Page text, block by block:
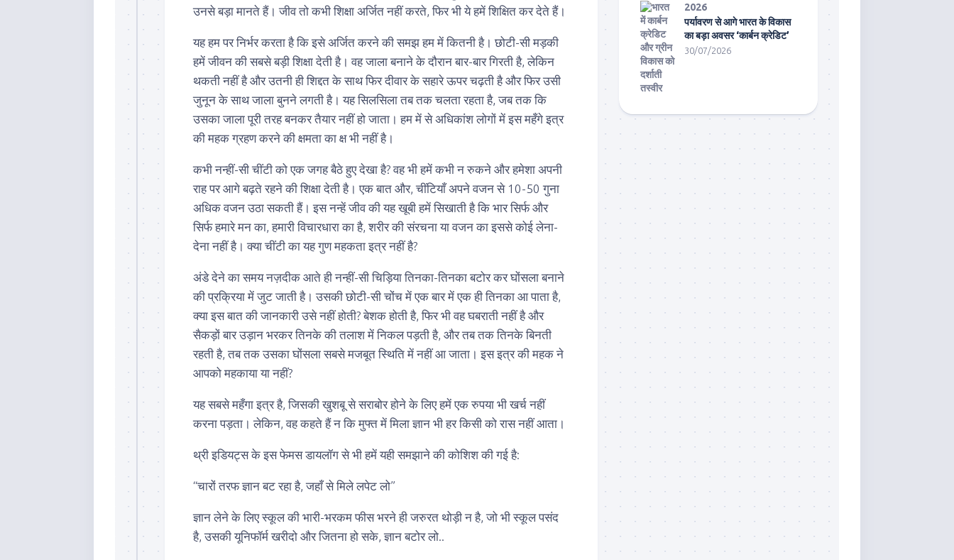
उनसे बड़ा मानते हैं। जीव तो कभी शिक्षा अर्जित नहीं करते, फिर भी ये हमें शिक्षित कर देते हैं।
यह हम पर निर्भर करता है कि इसे अर्जित करने की समझ हम में कितनी है। छोटी-सी मड़की
हमें जीवन की सबसे बड़ी शिक्षा देती है। वह जाला बनाने के दौरान बार-बार गिरती है, लेकिन
थकती नहीं है और उतनी ही शिद्दत के साथ फिर दीवार के सहारे ऊपर चढ़ती है और फिर उसी
जुनून के साथ जाला बुनने लगती है। यह सिलसिला तब तक चलता रहता है, जब तक कि
उसका जाला पूरी तरह बनकर तैयार नहीं हो जाता। हम में से अधिकांश लोगों में इस महँगे इत्र
की महक ग्रहण करने की क्षमता का क्ष भी नहीं है।
कभी नन्हीं-सी चींटी को एक जगह बैठे हुए देखा है? वह भी हमें कभी न रुकने और हमेशा अपनी
राह पर आगे बढ़ते रहने की शिक्षा देती है। एक बात और, चींटियाँ अपने वजन से 10-50 गुना
अधिक वजन उठा सकती हैं। इस नन्हें जीव की यह खूबी हमें सिखाती है कि भार सिर्फ और
सिर्फ हमारे मन का, हमारी विचारधारा का है, शरीर की संरचना या वजन का इससे कोई लेना-
देना नहीं है। क्या चींटी का यह गुण महकता इत्र नहीं है?
अंडे देने का समय नज़दीक आते ही नन्हीं-सी चिड़िया तिनका-तिनका बटोर कर घोंसला बनाने
की प्रक्रिया में जुट जाती है। उसकी छोटी-सी चोंच में एक बार में एक ही तिनका आ पाता है,
क्या इस बात की जानकारी उसे नहीं होती? बेशक होती है, फिर भी वह घबराती नहीं है और
सैकड़ों बार उड़ान भरकर तिनके की तलाश में निकल पड़ती है, और तब तक तिनके बिनती
रहती है, तब तक उसका घोंसला सबसे मजबूत स्थिति में नहीं आ जाता। इस इत्र की महक ने
आपको महकाया या नहीं?
यह सबसे महँगा इत्र है, जिसकी खुशबू से सराबोर होने के लिए हमें एक रुपया भी खर्च नहीं
करना पड़ता। लेकिन, वह कहते हैं न कि मुफ्त में मिला ज्ञान भी हर किसी को रास नहीं आता।
थ्री इडियट्स के इस फेमस डायलॉग से भी हमें यही समझाने की कोशिश की गई है:
“चारों तरफ ज्ञान बट रहा है, जहाँ से मिले लपेट लो”
ज्ञान लेने के लिए स्कूल की भारी-भरकम फीस भरने ही जरुरत थोड़ी न है, जो भी स्कूल पसंद
है, उसकी यूनिफॉर्म खरीदो और जितना हो सके, ज्ञान बटोर लो..
2026
पर्यावरण से आगे भारत के विकास
का बड़ा अवसर ‘कार्बन क्रेडिट’
30/07/2026